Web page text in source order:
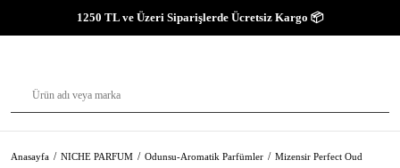
1250 TL ve Üzeri Siparişlerde Ücretsiz Kargo 📦
Anasayfa NICHE PARFUM Odunsu-Aromatik Parfümler Mizensir Perfect Oud